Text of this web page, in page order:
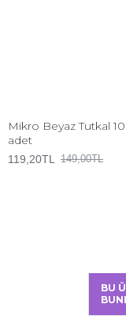
Mikro Beyaz Tutkal
adet
119,20TL 149,00TL
BU